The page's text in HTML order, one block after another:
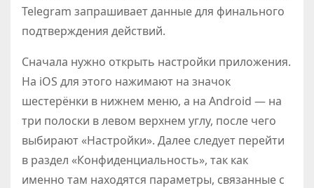
Telegram запрашивает данные для финального
подтверждения действий.
Сначала нужно открыть настройки приложения.
На iOS для этого нажимают на значок
шестерёнки в нижнем меню, а на Android — на
три полоски в левом верхнем углу, после чего
выбирают «Настройки». Далее следует перейти
в раздел «Конфиденциальность», так как
именно там находятся параметры, связанные с